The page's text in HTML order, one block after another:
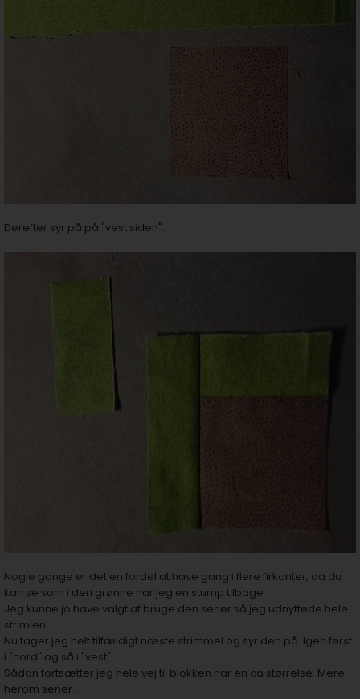
Derefter syr på på "vest siden".
Nogle gange er det en fordel at have gang i flere firkanter, da du
kan se som i den grønne har jeg en stump tilbage.
Jeg kunne jo have valgt at bruge den sener så jeg udnyttede hele
strimlen.
Nu tager jeg helt tilfældigt næste strimmel og syr den på. Igen først
i "nord" og så i "vest".
Sådan fortsætter jeg hele vej til blokken har en ca størrelse. Mere
herom sener....